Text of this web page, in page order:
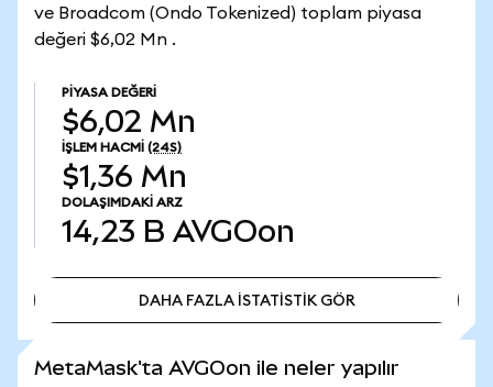
ve Broadcom (Ondo Tokenized) toplam piyasa
değeri $6,02 Mn .
PIYASA DEĞERI
$6,02 Mn
İŞLEM HACMI (24S)
$1,36 Mn
DOLAŞIMDAKI ARZ
14,23 B AVGOon
DAHA FAZLA İSTATİSTİK GÖR
MetaMask'ta AVGOon ile neler yapılır